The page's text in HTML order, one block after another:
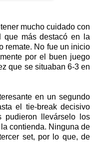
mucho cuidado con
que más destacó en la
remate. No fue un inicio
por el buen juego
que se situaban 6-3 en
en un segundo
el tie-break decisivo
pudieron llevárselo los
contienda. Ninguna de
set, por lo que, de